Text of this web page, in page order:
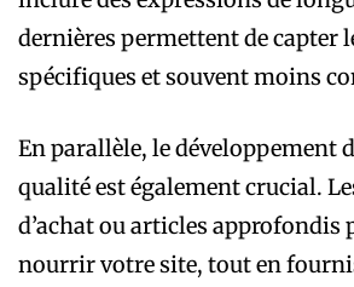
dernières permettent de capter
spécifiques et souvent moins
En parallèle, le développement
qualité est également crucial.
d’achat ou articles approfondis
nourrir votre site, tout en